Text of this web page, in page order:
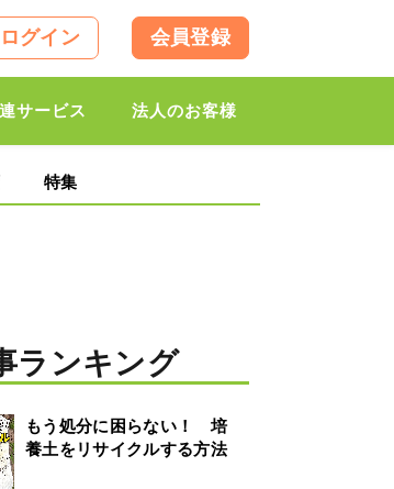
ログイン 会員登録
サービス 法人のお客様
特集
ランキング
もう処分に困らない！ 培
養土をリサイクルする方法